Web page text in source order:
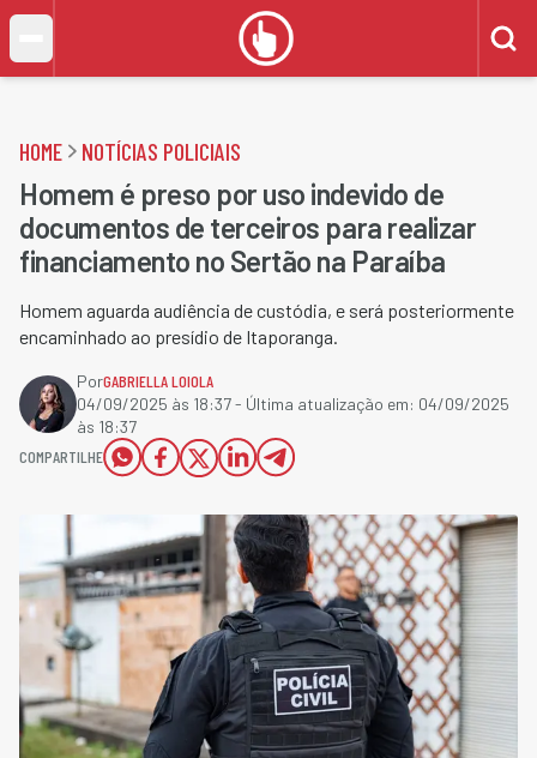
HOME NOTÍCIAS POLICIAIS
Homem é preso por uso indevido de
documentos de terceiros para realizar
financiamento no Sertão na Paraíba
Homem aguarda audiência de custódia, e será posteriormente
encaminhado ao presídio de Itaporanga.
PorGABRIELLA LOIOLA
04/09/2025 às 18:37- Última atualização em: 04/09/2025
às 18:37
COMPARTILHE